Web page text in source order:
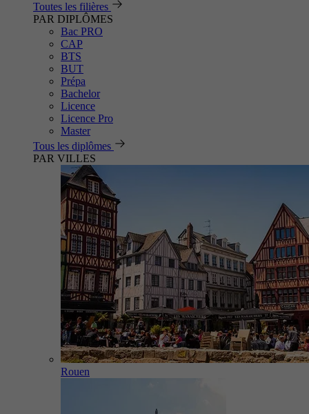
Toutes les filières
PAR DIPLÔMES
Bac PRO
CAP
BTS
BUT
Prépa
Bachelor
Licence
Licence Pro
Master
Tous les diplômes
PAR VILLES
Rouen